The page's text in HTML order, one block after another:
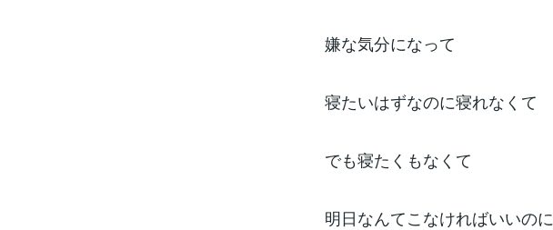
嫌な気分になって
寝たいはずなのに寝れなくて
でも寝たくもなくて
明日なんてこなければいいのに